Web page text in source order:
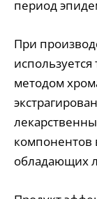
период
При
методом
компонентов
обладающих